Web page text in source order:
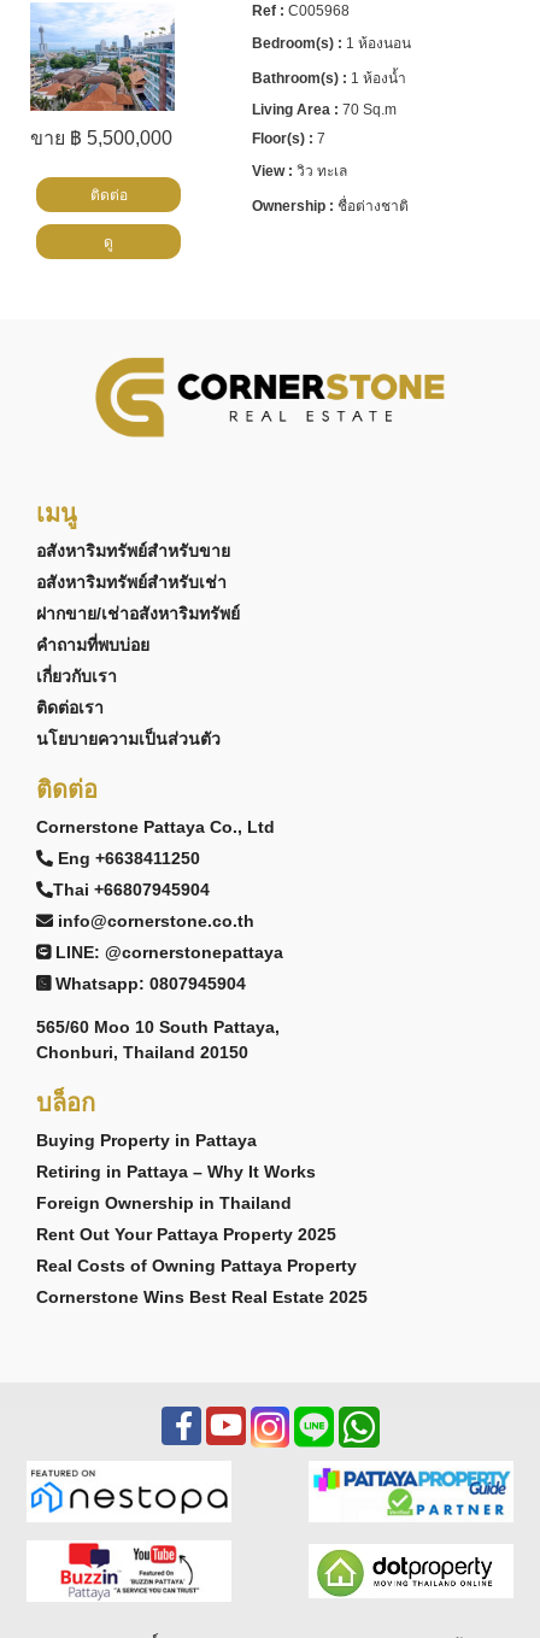
ขาย ฿ 5,500,000
C005968
1 ห้องนอน
1 ห้องน้ำ
70 Sq.m
7
วิว ทะเล
ชื่อต่างชาติ
ติดต่อ
ดู
เมนู
อสังหาริมทรัพย์สำหรับขาย
อสังหาริมทรัพย์สำหรับเช่า
ฝากขาย/เช่าอสังหาริมทรัพย์
คำถามที่พบบ่อย
เกี่ยวกับเรา
ติดต่อเรา
นโยบายความเป็นส่วนตัว
ติดต่อ
Cornerstone Pattaya Co., Ltd
Eng +6638411250
Thai +66807945904
info@cornerstone.co.th
LINE: @cornerstonepattaya
Whatsapp: 0807945904
565/60 Moo 10 South Pattaya,
Chonburi, Thailand 20150
บล็อก
Buying Property in Pattaya
Retiring in Pattaya – Why It Works
Foreign Ownership in Thailand
Rent Out Your Pattaya Property 2025
Real Costs of Owning Pattaya Property
Cornerstone Wins Best Real Estate 2025